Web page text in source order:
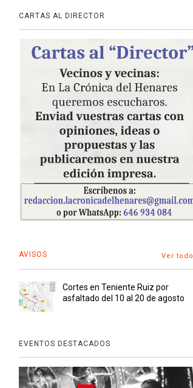
CARTAS AL DIRECTOR
AVISOS Ver todo
Cortes en Teniente Ruiz por
asfaltado del 10 al 20 de agosto
EVENTOS DESTACADOS